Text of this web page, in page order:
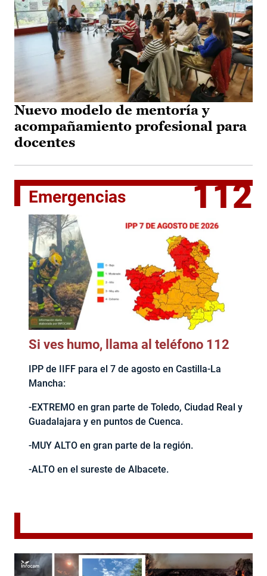
Nuevo modelo de mentoría y
acompañamiento profesional para
docentes
Emergencias 112
Si ves humo, llama al teléfono 112
IPP de IIFF para el 7 de agosto en Castilla-La
Mancha:
-EXTREMO en gran parte de Toledo, Ciudad Real y
Guadalajara y en puntos de Cuenca.
-MUY ALTO en gran parte de la región.
-ALTO en el sureste de Albacete.